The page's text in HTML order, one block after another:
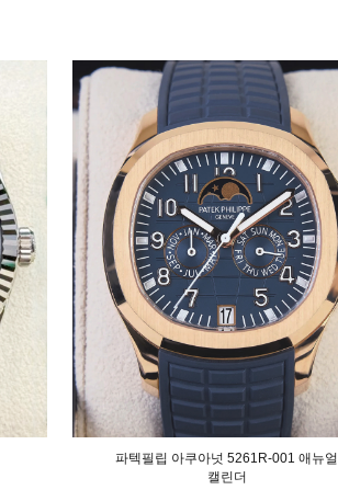
파텍필립 아쿠아넛 5261R-001 애뉴얼
캘린더